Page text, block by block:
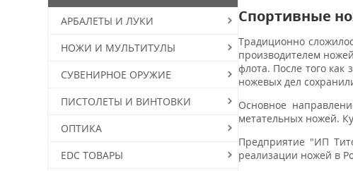
АРБАЛЕТЫ И ЛУКИ
НОЖИ И МУЛЬТИТУЛЫ
СУВЕНИРНОЕ ОРУЖИЕ
ПИСТОЛЕТЫ И ВИНТОВКИ
ОПТИКА
EDC ТОВАРЫ
Спортивные
Традиционно
производителем
флота. После того
ножевых дел
Основное
метательных ножей.
Предприятие "ИП
реализации ножей в